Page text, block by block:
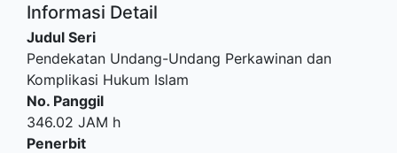
Informasi Detail
Judul Seri
Pendekatan Undang-Undang Perkawinan dan
Komplikasi Hukum Islam
No. Panggil
346.02 JAM h
Penerbit